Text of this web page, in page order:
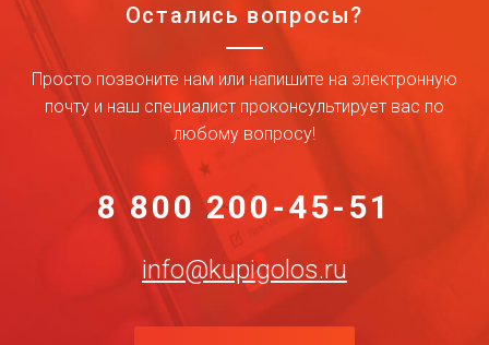
Остались вопросы?
Просто позвоните нам или напишите на электронную
почту и наш специалист проконсультирует вас по
любому вопросу!
8 800 200-45-51
info@kupigolos.ru